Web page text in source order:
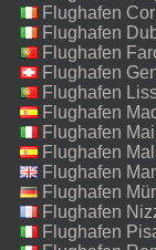
Flughafen
Flughafen
Flughafen
Flughafen
Flughafen
Flughafen
Flughafen
Malpensa
Flughafen
Flughafen
Flughafen
Flughafen
Flughafen